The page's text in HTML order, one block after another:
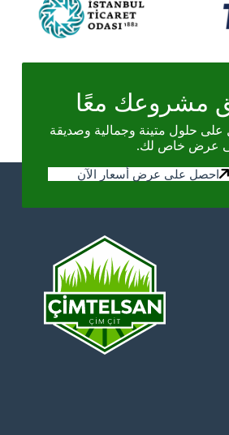
مشروعك معًا
على حلول متينة وجمالية وصديقة
عرض خاص لك.
احصل على عرض أسعار الآن